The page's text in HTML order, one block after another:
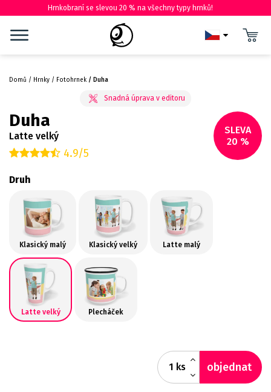
Hrnkobraní se slevou 20 % na všechny typy hrnků!
Domů Hrnky Fotohrnek Duha
SLEVA
20 %
Duha
Latte velký
4.9/5
Druh
Klasický malý Klasický velký Latte malý
Latte velký Plecháček
ks objednat